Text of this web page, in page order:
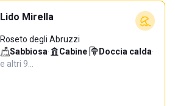
Lido Mirella
Roseto degli Abruzzi
Sabbiosa· Cabine· Doccia calda·
e altri 9…